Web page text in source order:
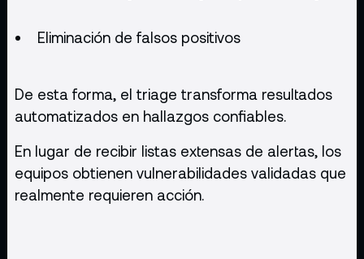
Eliminación de falsos positivos
De esta forma, el triage transforma resultados
automatizados en hallazgos confiables.
En lugar de recibir listas extensas de alertas, los
equipos obtienen vulnerabilidades validadas que
realmente requieren acción.